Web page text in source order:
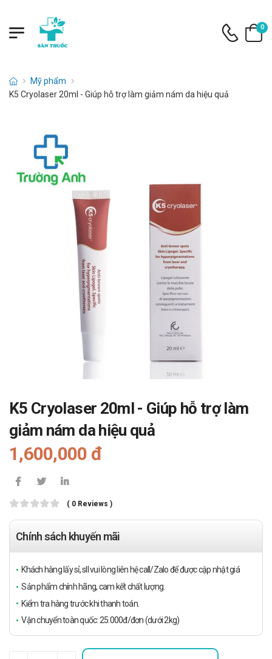
0
Mỹ phẩm
K5 Cryolaser 20ml - Giúp hỗ trợ làm giảm nám da hiệu quả
K5 Cryolaser 20ml - Giúp hỗ trợ làm
giảm nám da hiệu quả
1,600,000 đ
( 0 Reviews )
Chính sách khuyến mãi
Khách hàng lấy sỉ, sll vui lòng liên hệ call/Zalo để được cập nhật giá
Sản phẩm chính hãng, cam kết chất lượng.
Kiểm tra hàng trước khi thanh toán.
Vận chuyển toàn quốc: 25.000đ/đơn (dưới 2kg)